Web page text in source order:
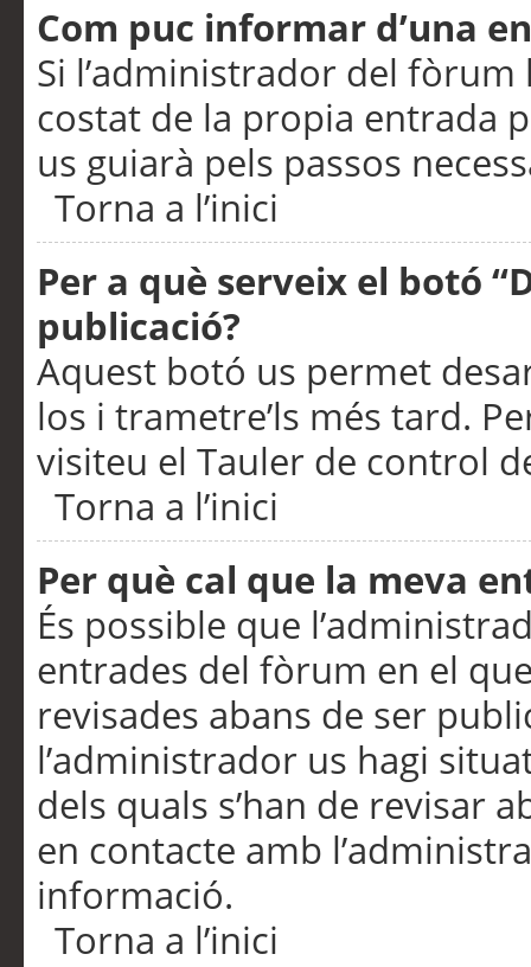
Com puc informar d’una
Si l’administrador del
costat de la propia entrada
us guiarà pels passos
Torna a l’inici
Per a què serveix el botó
publicació?
Aquest botó us permet
los i trametre’ls més tard.
visiteu el Tauler de control
Torna a l’inici
Per què cal que la meva
És possible que
entrades del fòrum en el
revisades abans de ser
l’administrador us hagi
dels quals s’han de revisar
en contacte amb
informació.
Torna a l’inici